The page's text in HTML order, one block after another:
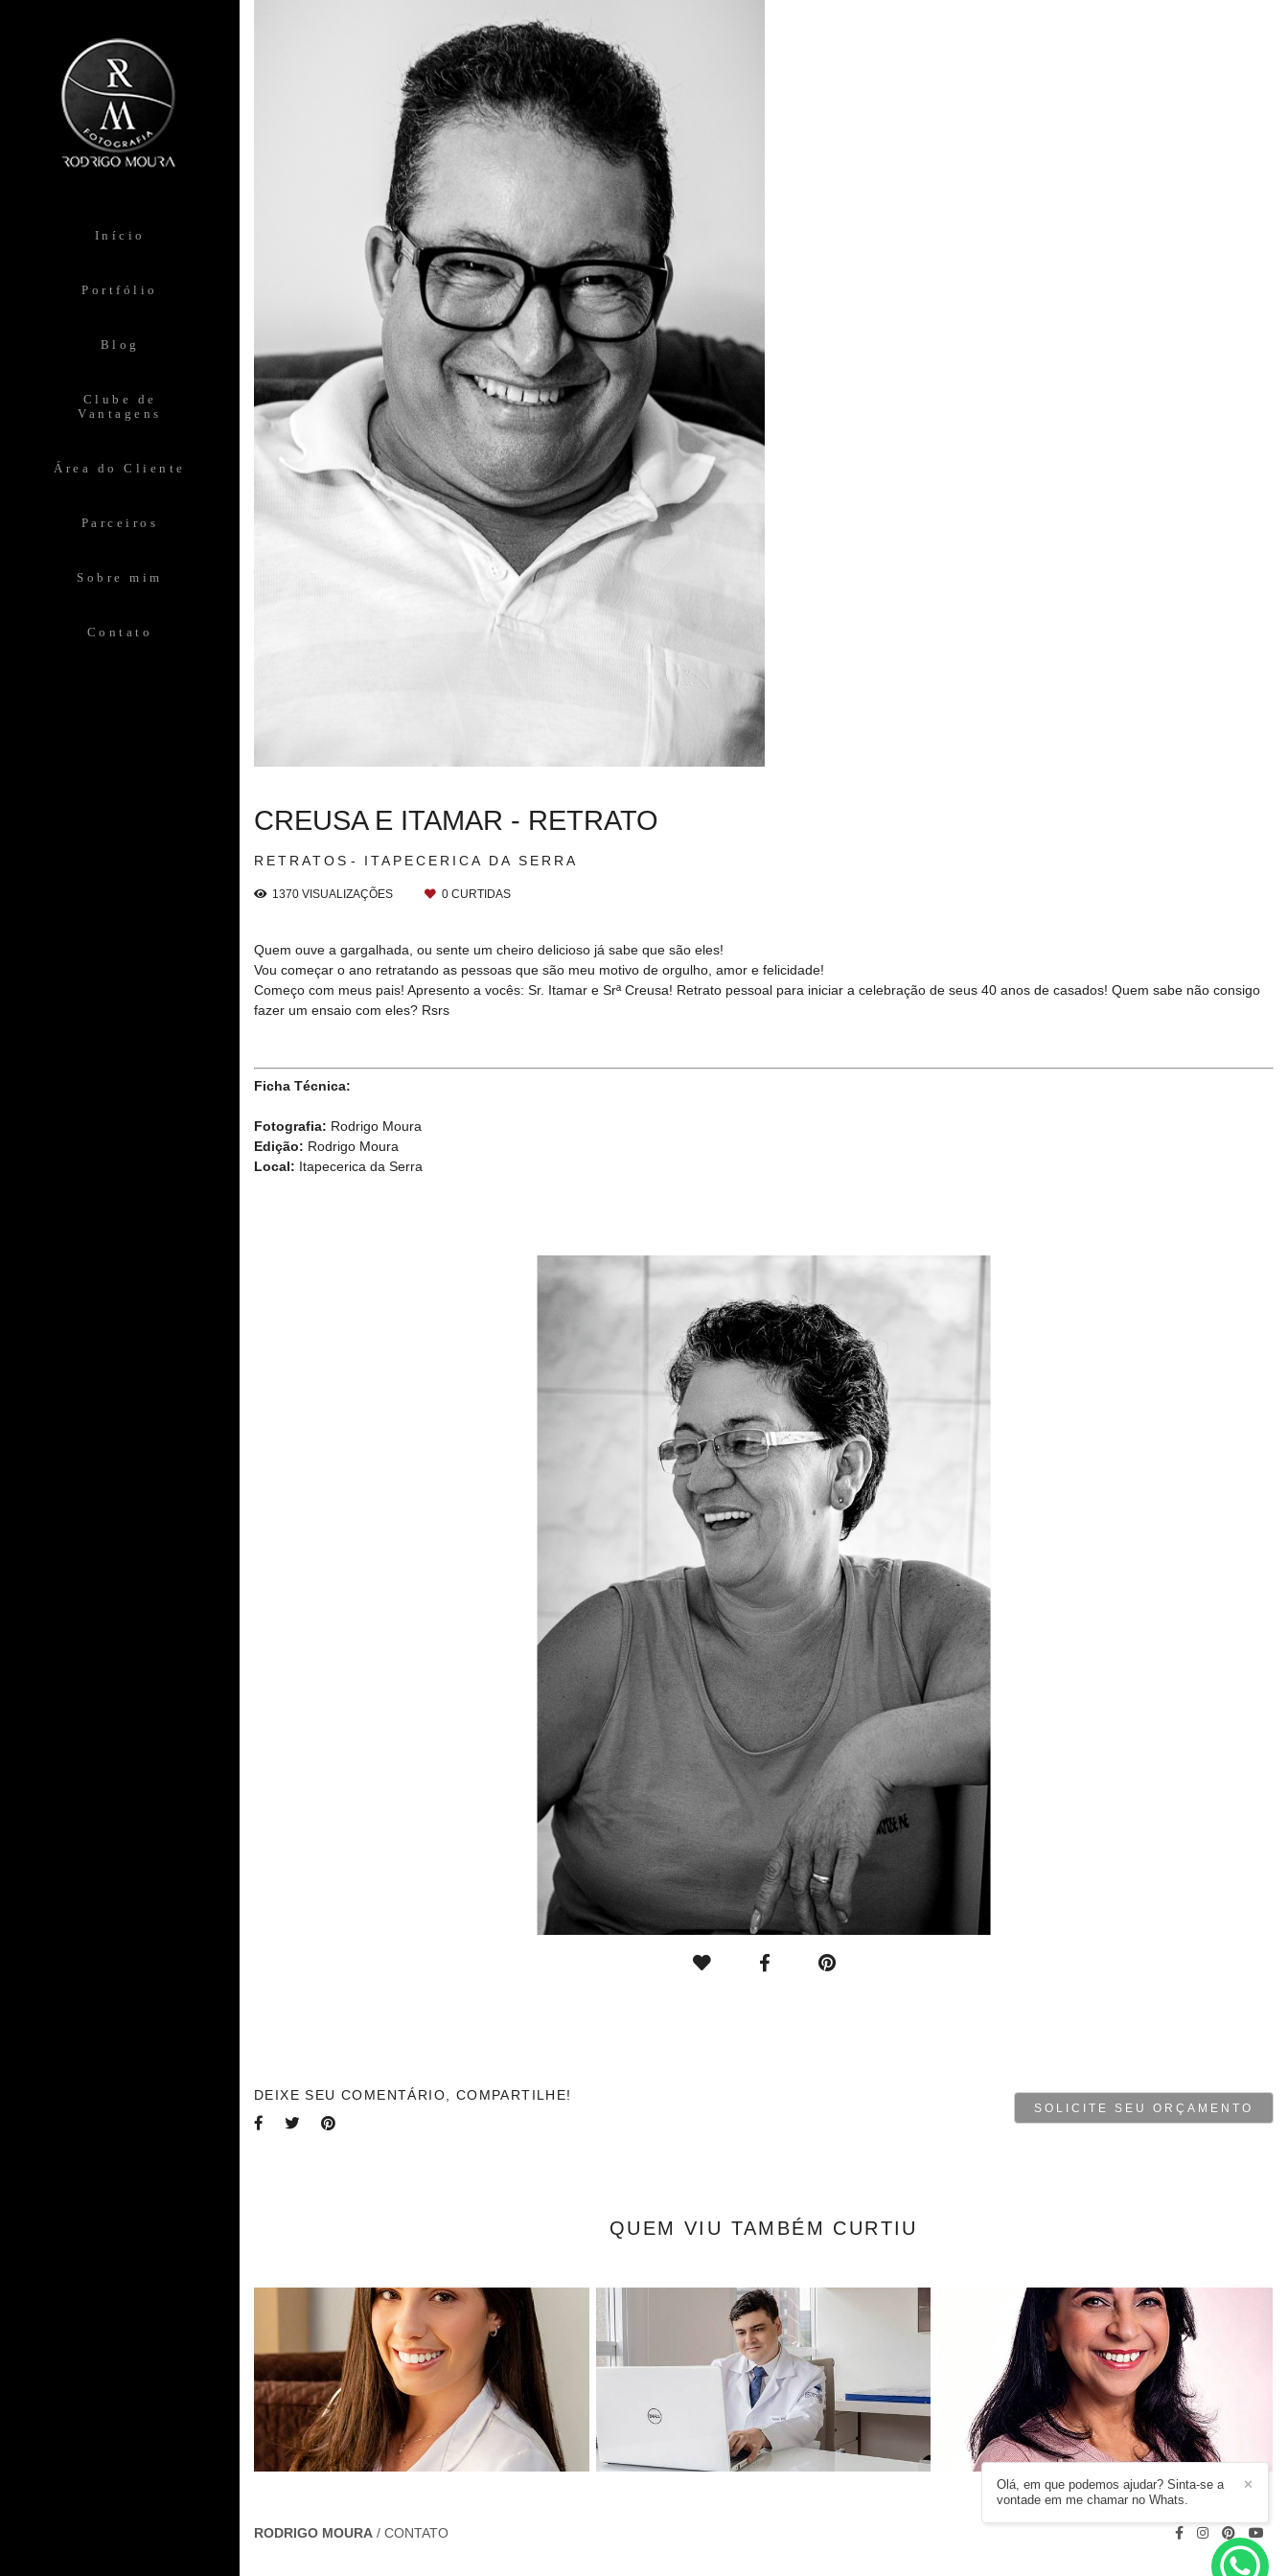
Início
Portfólio
Blog
Clube de
Vantagens
Área do Cliente
Parceiros
Sobre mim
Contato
RETRATOS ITAPECERICA DA SERRA
CREUSA E ITAMAR - RETRATO
1370 VISUALIZAÇÕES 0 CURTIDAS
Quem ouve a gargalhada, ou sente um cheiro delicioso já sabe que são eles!
Vou começar o ano retratando as pessoas que são meu motivo de orgulho, amor e felicidade!
Começo com meus pais! Apresento a vocês: Sr. Itamar e Srª Creusa! Retrato pessoal para iniciar a celebração de seus 40 anos de casados! Quem sabe não consigo
fazer um ensaio com eles? Rsrs
Ficha Técnica:
Fotografia: Rodrigo Moura
Edição: Rodrigo Moura
Local: Itapecerica da Serra
DEIXE SEU COMENTÁRIO, COMPARTILHE!
SOLICITE SEU ORÇAMENTO
QUEM VIU TAMBÉM CURTIU
RODRIGO MOURA / CONTATO
✕
Olá, em que podemos ajudar? Sinta-se a
vontade em me chamar no Whats.